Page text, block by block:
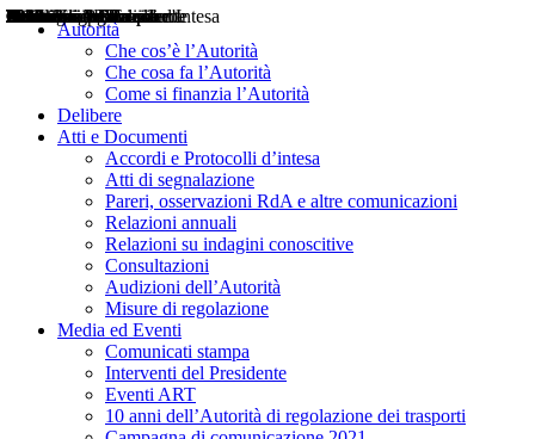
Autorità
Che cos’è l’Autorità
Che cosa fa l’Autorità
Come si finanzia l’Autorità
Delibere
Atti e Documenti
Accordi e Protocolli d’intesa
Atti di segnalazione
Pareri, osservazioni RdA e altre comunicazioni
Relazioni annuali
Relazioni su indagini conoscitive
Consultazioni
Audizioni dell’Autorità
Misure di regolazione
Media ed Eventi
Comunicati stampa
Interventi del Presidente
Eventi ART
10 anni dell’Autorità di regolazione dei trasporti
Delibere
Pareri
Consultazioni
Audizioni
Atti di Segnalazione
Accordi e Protocolli d'Intesa
Relazioni annuali
Misure di regolazione
Notizie
Comunicati Stampa
Bollettini ART
Convegni ART
Interviste del Presidente
Articoli in primo piano
Interventi del Presidente
2004
2005
2010
2013
2014
2015
2016
2017
2018
2019
202
2020
2021
2022
2023
2024
2025
2026
Aereo
Marittimo
Terrestre